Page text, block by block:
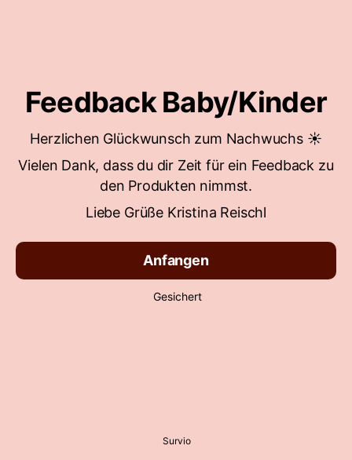
Feedback Baby/Kinder
Herzlichen Glückwunsch zum Nachwuchs ☀️
Vielen Dank, dass du dir Zeit für ein Feedback zu
den Produkten nimmst.
Liebe Grüße Kristina Reischl
Anfangen
Gesichert
Survio